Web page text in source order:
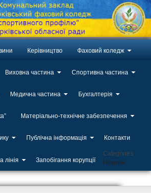
Керівництво Фаховий коледж
Виховна частина Спортивна частина
Медична частина Бухгалтерія
Матеріально-технічне забезпечення
Публічна інформація Контакти
лінія Запобігання корупції
Categories
Новини